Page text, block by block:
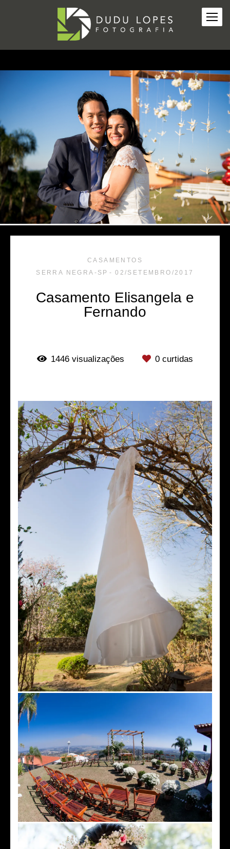
CASAMENTOS
SERRA NEGRA-SP
02/SETEMBRO/2017
Casamento Elisangela e
Fernando
1446 visualizações 0 curtidas